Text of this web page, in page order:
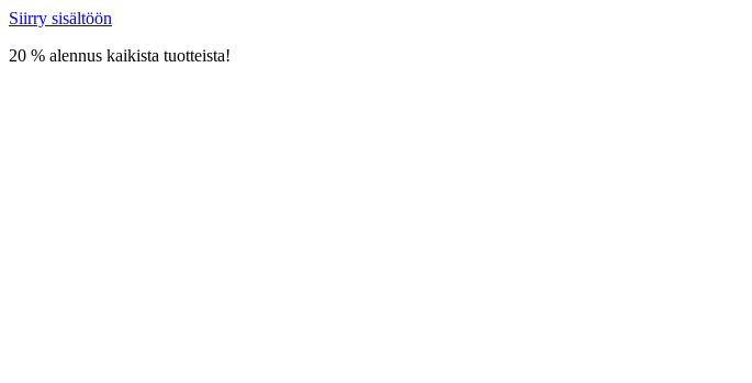
Siirry sisältöön
20 % alennus kaikista tuotteista!